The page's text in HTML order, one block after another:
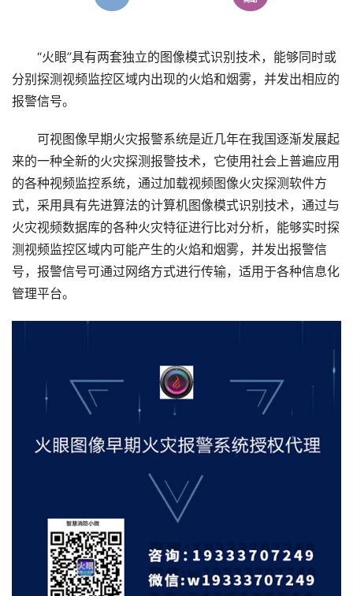
“火眼”具有两套独立的图像模式识别技术，能够同时或
分别探测视频监控区域内出现的火焰和烟雾，并发出相应的
报警信号。
可视图像早期火灾报警系统是近几年在我国逐渐发展起
来的一种全新的火灾探测报警技术，它使用社会上普遍应用
的各种视频监控系统，通过加载视频图像火灾探测软件方
式，采用具有先进算法的计算机图像模式识别技术，通过与
火灾视频数据库的各种火灾特征进行比对分析，能够实时探
测视频监控区域内可能产生的火焰和烟雾，并发出报警信
号，报警信号可通过网络方式进行传输，适用于各种信息化
管理平台。